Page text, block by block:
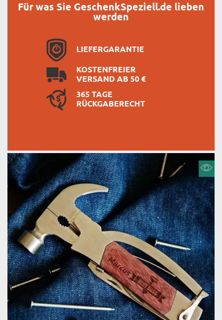
Für was Sie GeschenkSpeziell.de lieben
werden
LIEFERGARANTIE
KOSTENFREIER
VERSAND AB 50 €
365 TAGE
RÜCKGABERECHT